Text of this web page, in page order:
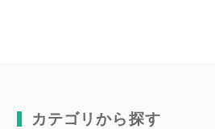
カテゴリから探す